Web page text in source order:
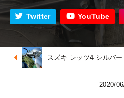
Twitter YouTube
スズキ レッツ4 シルバ
2020/